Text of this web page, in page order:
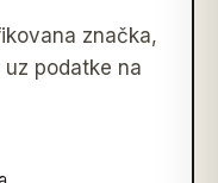
značka,
podatke na